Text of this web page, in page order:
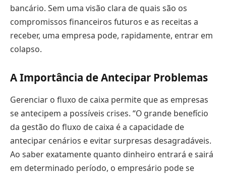
bancário. Sem uma visão clara de quais são os
compromissos financeiros futuros e as receitas a
receber, uma empresa pode, rapidamente, entrar em
colapso.
A Importância de Antecipar Problemas
Gerenciar o fluxo de caixa permite que as empresas
se antecipem a possíveis crises. “O grande benefício
da gestão do fluxo de caixa é a capacidade de
antecipar cenários e evitar surpresas desagradáveis.
Ao saber exatamente quanto dinheiro entrará e sairá
em determinado período, o empresário pode se